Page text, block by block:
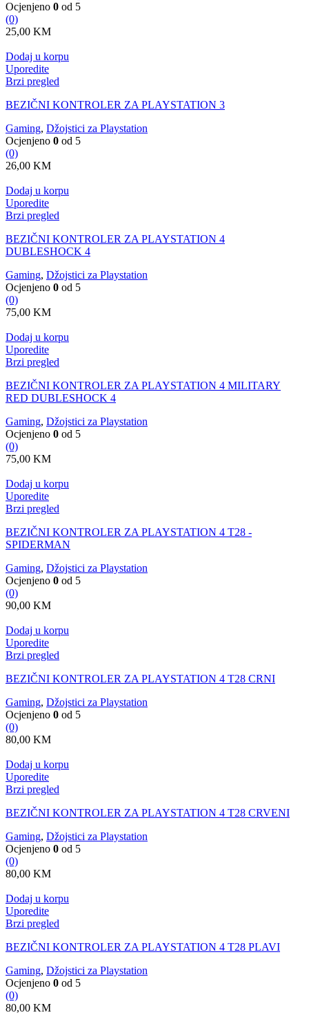
Ocjenjeno 0 od 5
(0)
25,00 KM
Dodaj u korpu
Uporedite
Brzi pregled
BEZIČNI KONTROLER ZA PLAYSTATION 3
Gaming, Džojstici za Playstation
Ocjenjeno 0 od 5
(0)
26,00 KM
Dodaj u korpu
Uporedite
Brzi pregled
BEZIČNI KONTROLER ZA PLAYSTATION 4
DUBLESHOCK 4
Gaming, Džojstici za Playstation
Ocjenjeno 0 od 5
(0)
75,00 KM
Dodaj u korpu
Uporedite
Brzi pregled
BEZIČNI KONTROLER ZA PLAYSTATION 4 MILITARY
RED DUBLESHOCK 4
Gaming, Džojstici za Playstation
Ocjenjeno 0 od 5
(0)
75,00 KM
Dodaj u korpu
Uporedite
Brzi pregled
BEZIČNI KONTROLER ZA PLAYSTATION 4 T28 -
SPIDERMAN
Gaming, Džojstici za Playstation
Ocjenjeno 0 od 5
(0)
90,00 KM
Dodaj u korpu
Uporedite
Brzi pregled
BEZIČNI KONTROLER ZA PLAYSTATION 4 T28 CRNI
Gaming, Džojstici za Playstation
Ocjenjeno 0 od 5
(0)
80,00 KM
Dodaj u korpu
Uporedite
Brzi pregled
BEZIČNI KONTROLER ZA PLAYSTATION 4 T28 CRVENI
Gaming, Džojstici za Playstation
Ocjenjeno 0 od 5
(0)
80,00 KM
Dodaj u korpu
Uporedite
Brzi pregled
BEZIČNI KONTROLER ZA PLAYSTATION 4 T28 PLAVI
Gaming, Džojstici za Playstation
Ocjenjeno 0 od 5
(0)
80,00 KM